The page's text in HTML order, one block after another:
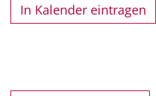
In Kalender eintragen